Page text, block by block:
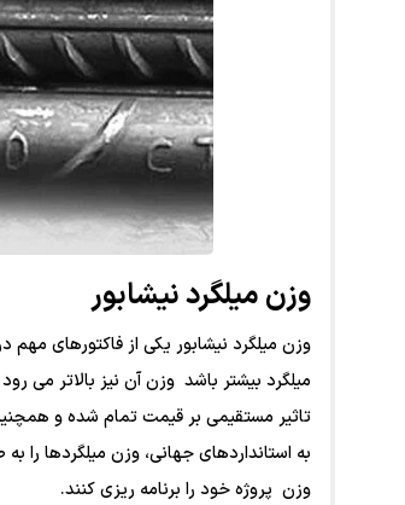
وزن میلگرد نیشابور
وزن میلگرد نیشابور یکی از فاکتورهای
میلگرد بیشتر باشد وزن آن نیز بالاتر
تاثیر مستقیمی بر قیمت تمام شده و
به استانداردهای جهانی، وزن میلگردها را
وزن پروژه خود را برنامه ‌ریزی کنند.